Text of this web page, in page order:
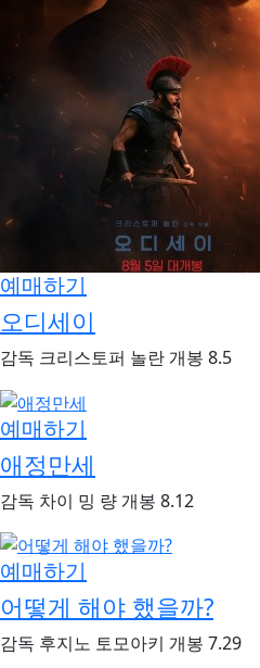
예매하기
오디세이
감독 크리스토퍼 놀란 개봉 8.5
예매하기
애정만세
감독 차이 밍 량 개봉 8.12
예매하기
어떻게 해야 했을까?
감독 후지노 토모아키 개봉 7.29